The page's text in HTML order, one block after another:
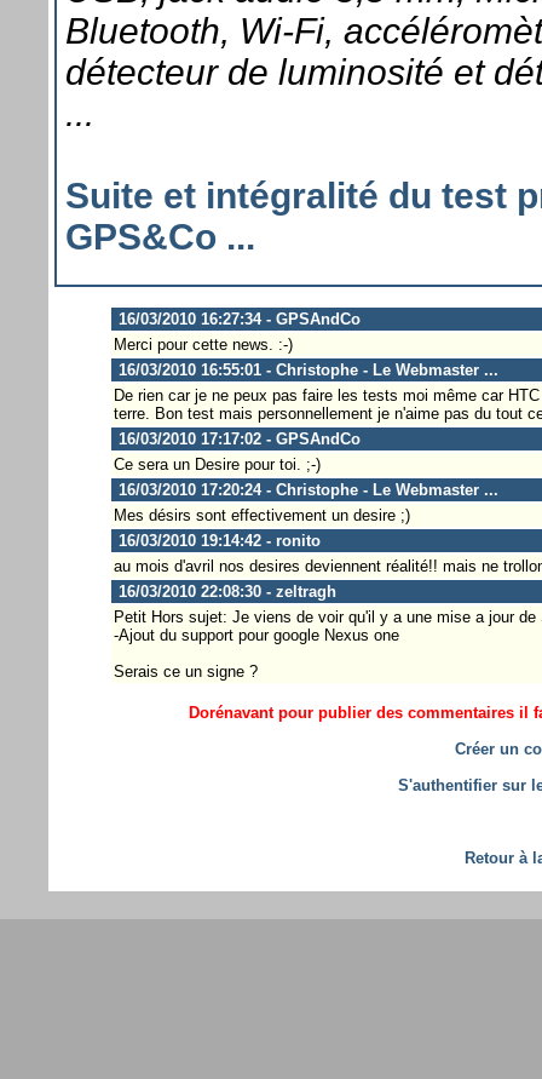
Bluetooth, Wi-Fi,
détecteur de luminosité et
...
Suite et intégralité du test
GPS&Co ...
16/03/2010 16:27:34 - GPSAndCo
Merci pour cette news. :-)
16/03/2010 16:55:01 - Christophe - Le Webmaster ...
De rien car je ne peux pas faire les tests moi même car
terre. Bon test mais personnellement je n'aime pas du tout
16/03/2010 17:17:02 - GPSAndCo
Ce sera un Desire pour toi. ;-)
16/03/2010 17:20:24 - Christophe - Le Webmaster ...
Mes désirs sont effectivement un desire ;)
16/03/2010 19:14:42 - ronito
au mois d'avril nos desires deviennent réalité!! mais ne
16/03/2010 22:08:30 - zeltragh
Petit Hors sujet: Je viens de voir qu'il y a une mise a jour
-Ajout du support pour google Nexus one
Serais ce un signe ?
Dorénavant pour publier des commentaires il
Créer un
S'authentifier sur
Retour à